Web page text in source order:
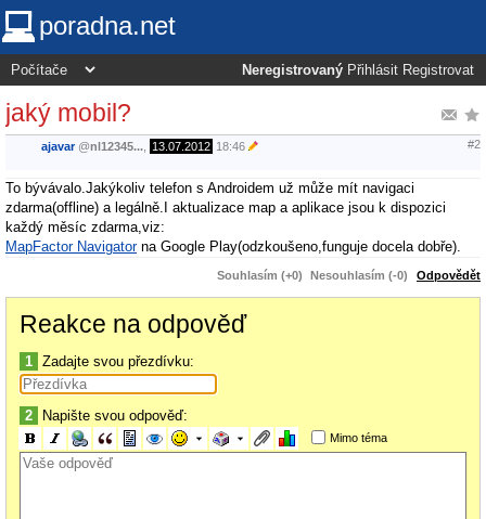
poradna.net
Neregistrovaný Přihlásit Registrovat
jaký mobil?
ajavar @nl12345... 13.07.2012 18:46 #2
To bývávalo.Jakýkoliv telefon s Androidem už může mít navigaci
zdarma(offline) a legálně.I aktualizace map a aplikace jsou k dispozici
každý měsíc zdarma,viz:
MapFactor Navigatorna Google Play(odzkoušeno,funguje docela dobře).
Souhlasím (+0) Nesouhlasím (-0) Odpovědět
Reakce na odpověď
1 Zadajte svou přezdívku:
2 Napište svou odpověď:
Mimo téma